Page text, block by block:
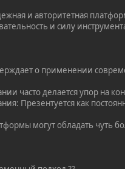
и авторитетная
и силу
о применении
часто делается упор на
Презентуется как
могут обладать чуть